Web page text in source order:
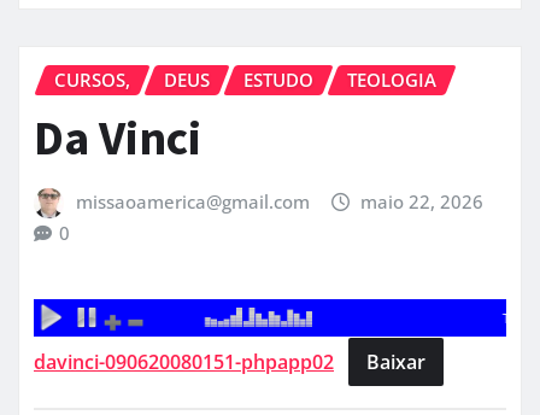
CURSOS, DEUS ESTUDO TEOLOGIA
Da Vinci
missaoamerica@gmail.com
maio 22, 2026
0
davinci-090620080151-phpapp02 Baixar